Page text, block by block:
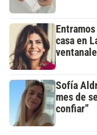
casa en
Sofía
mes de
confiar”